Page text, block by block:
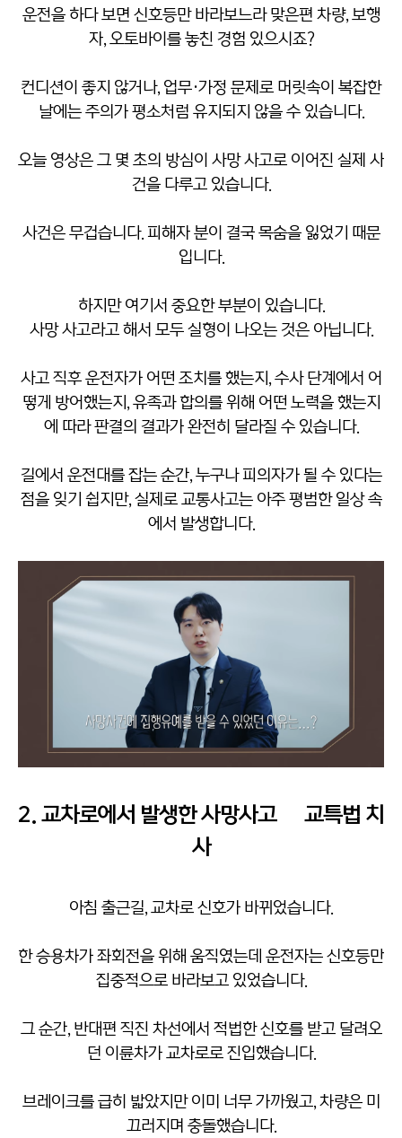
운전을 하다 보면 신호등만 바라보느라 맞은편 차량, 보행
자, 오토바이를 놓친 경험 있으시죠?
컨디션이 좋지 않거나, 업무·가정 문제로 머릿속이 복잡한
날에는 주의가 평소처럼 유지되지 않을 수 있습니다.
오늘 영상은 그 몇 초의 방심이 사망 사고로 이어진 실제 사
건을 다루고 있습니다.
사건은 무겁습니다. 피해자 분이 결국 목숨을 잃었기 때문
입니다.
하지만 여기서 중요한 부분이 있습니다.
사망 사고라고 해서 모두 실형이 나오는 것은 아닙니다.
사고 직후 운전자가 어떤 조치를 했는지, 수사 단계에서 어
떻게 방어했는지, 유족과 합의를 위해 어떤 노력을 했는지
에 따라 판결의 결과가 완전히 달라질 수 있습니다.
길에서 운전대를 잡는 순간, 누구나 피의자가 될 수 있다는
점을 잊기 쉽지만, 실제로 교통사고는 아주 평범한 일상 속
에서 발생합니다.
2. 교차로에서 발생한 사망사고 – 교특법 치
사
아침 출근길, 교차로 신호가 바뀌었습니다.
한 승용차가 좌회전을 위해 움직였는데 운전자는 신호등만
집중적으로 바라보고 있었습니다.
그 순간, 반대편 직진 차선에서 적법한 신호를 받고 달려오
던 이륜차가 교차로로 진입했습니다.
브레이크를 급히 밟았지만 이미 너무 가까웠고, 차량은 미
끄러지며 충돌했습니다.